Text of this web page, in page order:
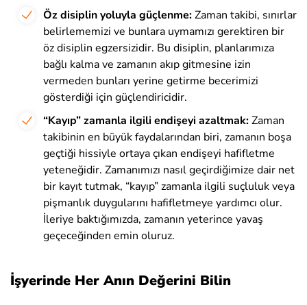
Öz disiplin yoluyla güçlenme:Zaman takibi, sınırlar
belirlememizi ve bunlara uymamızı gerektiren bir
öz disiplin egzersizidir. Bu disiplin, planlarımıza
bağlı kalma ve zamanın akıp gitmesine izin
vermeden bunları yerine getirme becerimizi
gösterdiği için güçlendiricidir.
“Kayıp” zamanla ilgili endişeyi azaltmak:Zaman
takibinin en büyük faydalarından biri, zamanın boşa
geçtiği hissiyle ortaya çıkan endişeyi hafifletme
yeteneğidir. Zamanımızı nasıl geçirdiğimize dair net
bir kayıt tutmak, “kayıp” zamanla ilgili suçluluk veya
pişmanlık duygularını hafifletmeye yardımcı olur.
İleriye baktığımızda, zamanın yeterince yavaş
geçeceğinden emin oluruz.
İşyerinde Her Anın Değerini Bilin